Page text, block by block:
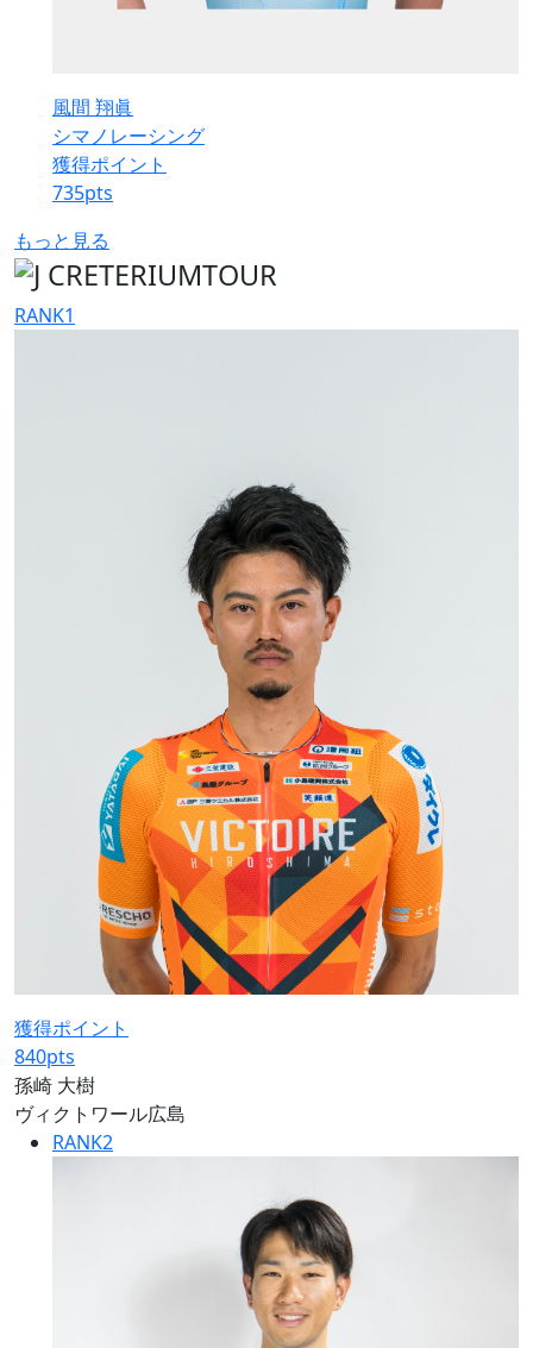
風間 翔眞
シマノレーシング
獲得ポイント
735pts
もっと見る
RANK1
獲得ポイント
840pts
孫崎 大樹
ヴィクトワール広島
RANK2